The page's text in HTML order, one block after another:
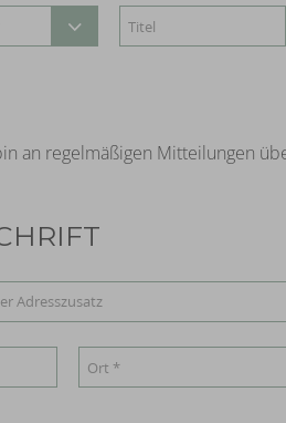
an regelmäßigen Mitteilungen